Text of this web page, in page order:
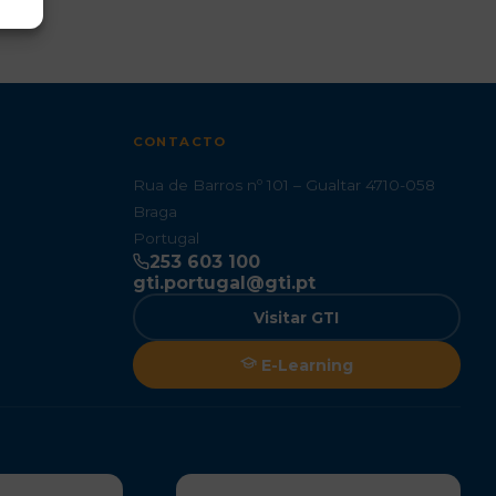
CONTACTO
Rua de Barros nº 101 – Gualtar 4710-058
Braga
Portugal
253 603 100
gti.portugal@gti.pt
Visitar GTI
E-Learning